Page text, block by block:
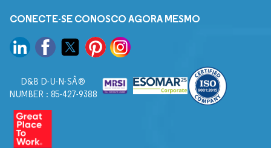
CONECTE-SE CONOSCO AGORA MESMO
D&B D-U-N-SÂ®
NUMBER : 85-427-9388